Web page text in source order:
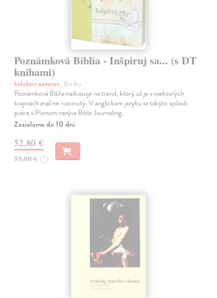
Poznámková Biblia - Inšpiruj sa... (s DT
knihami)
kolektív autorov| Kniha
Poznámková Biblia nadväzuje na trend, ktorý už je v niektorých
krajinách značne rozvinutý. V anglickom jazyku sa takýto spôsob
práce s Písmom nazýva Bible Journaling.
Zasielame do 10 dní
52,80 €
55,00 € ?